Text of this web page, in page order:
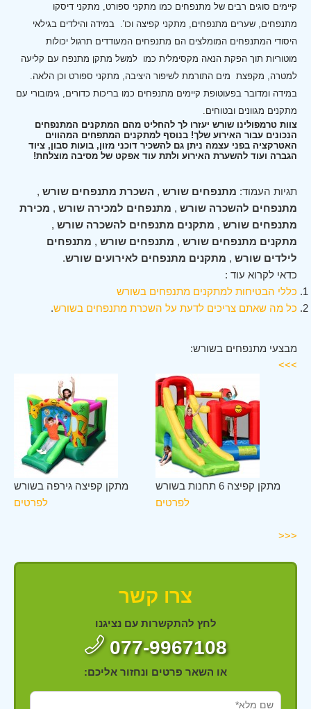
קיימים סוגים רבים של מתנפחים כמו מתקני ספורט, מתקני דיסקו
מתנפחים, שערים מתנפחים, מתקני קפיצה וכו'. במידה והילדים בגילאי
היסודי המתנפחים המומלצים הם מתנפחים המעודדים תרגול יכולות
מוטוריות תוך הפקת הנאה מקסימלית כמו למשל מתקן מתנפח עם קליעה
למטרה, מקפצת מים התורמת לשיפור היציבה, מתקני ספורט וכן הלאה.
במידה ומדובר בפעוטופת קיימים מתנפחים כמו בריכות כדורים, גימובורי עם
מתקנים מגוונים ובטוחים.
צוות טרמפולינו שורש יעזרו לך להחליט מהם המתקנים המתנפחים
הנכונים עבור האירוע שלך! בנוסף למתקנים המתפחים המהווים
האטרקציה בפני עצמה ניתן גם להשכיר דוכני מזון, בועות סבון, ציוד
הגברה ועוד להשערת האירוע ולתת עוד אפקט של מסיבה מוצלחת!
תגיות העמוד: מתנפחים שורש , השכרת מתנפחים שורש ,
מתנפחים להשכרה שורש , מתנפחים למכירה שורש , מכירת
מתנפחים שורש , מתקנים מתנפחים להשכרה שורש ,
מתקנים מתנפחים שורש , מתנפחים שורש , מתנפחים
לילדים שורש , מתקנים מתנפחים לאירועים שורש.
כדאי לקרוא עוד :
כללי הבטיחות למתקנים מתנפחים בשורש
כל מה שאתם צריכים לדעת על השכרת מתנפחים בשורש.
מבצעי מתנפחים בשורש:
>>>
מתקן קפיצה גירפה בשורש
לפרטים
מתקן קפיצה 6 תחנות בשורש
לפרטים
<<<
צרו קשר
לחץ להתקשרות עם נציגנו
077-9967108
או השאר פרטים ונחזור אליכם: